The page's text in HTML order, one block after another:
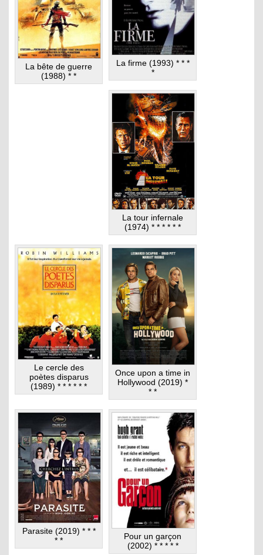
La bête de guerre
(1988) * *
La firme (1993) * * *
*
La tour infernale
(1974) * * * * * *
Le cercle des
poètes disparus
(1989) * * * * * *
Once upon a time in
Hollywood (2019) *
* *
Parasite (2019) * * *
* *
Pour un garçon
(2002) * * * * *